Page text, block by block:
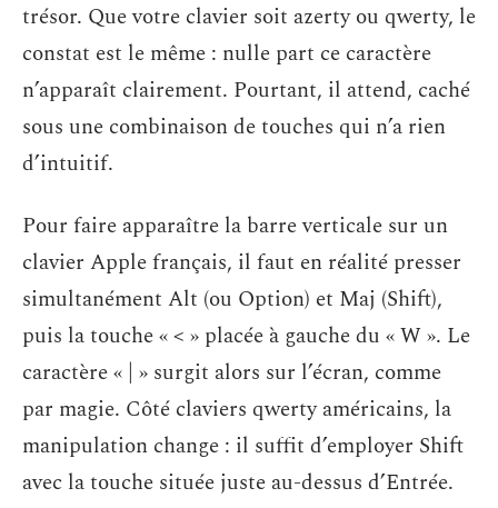
trésor. Que votre clavier soit azerty ou qwerty, le
constat est le même : nulle part ce caractère
n’apparaît clairement. Pourtant, il attend, caché
sous une combinaison de touches qui n’a rien
d’intuitif.
Pour faire apparaître la barre verticale sur un
clavier Apple français, il faut en réalité presser
simultanément Alt (ou Option) et Maj (Shift),
puis la touche « < » placée à gauche du « W ». Le
caractère « | » surgit alors sur l’écran, comme
par magie. Côté claviers qwerty américains, la
manipulation change : il suffit d’employer Shift
avec la touche située juste au-dessus d’Entrée.